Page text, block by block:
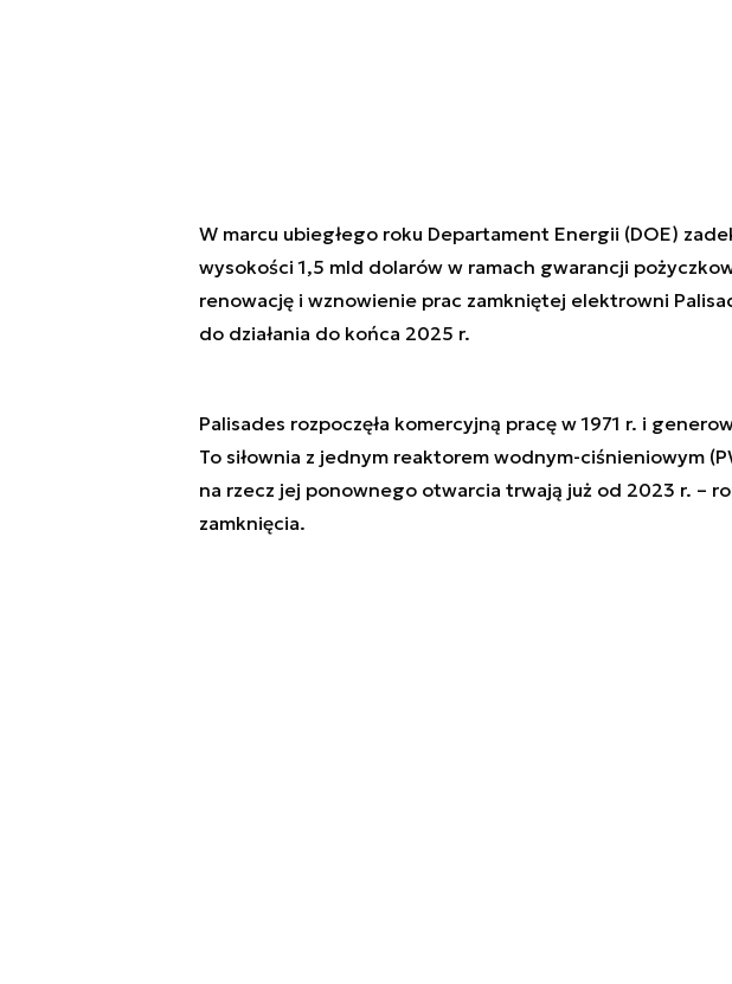
W marcu ubiegłego roku Departament Energii (DOE)
wysokości 1,5 mld dolarów w ramach gwarancji
renowację i wznowienie prac zamkniętej elektrowni
do działania do końca 2025 r.
Palisades rozpoczęła komercyjną pracę w 1971 r. i
To siłownia z jednym reaktorem wodnym-ciśnieniowym
na rzecz jej ponownego otwarcia trwają już od 2023 r. –
zamknięcia.